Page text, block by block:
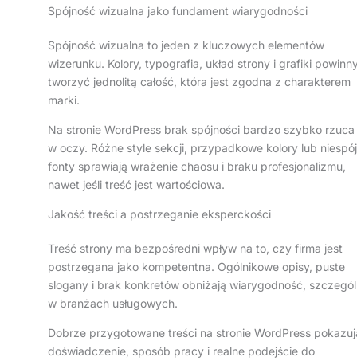
Spójność wizualna jako fundament wiarygodności
Spójność wizualna to jeden z kluczowych elementów
wizerunku. Kolory, typografia, układ strony i grafiki
tworzyć jednolitą całość, która jest zgodna z charakterem
marki.
Na stronie WordPress brak spójności bardzo szybko rzuca
w oczy. Różne style sekcji, przypadkowe kolory lub
fonty sprawiają wrażenie chaosu i braku profesjonalizmu,
nawet jeśli treść jest wartościowa.
Jakość treści a postrzeganie eksperckości
Treść strony ma bezpośredni wpływ na to, czy firma jest
postrzegana jako kompetentna. Ogólnikowe opisy, puste
slogany i brak konkretów obniżają wiarygodność,
w branżach usługowych.
Dobrze przygotowane treści na stronie WordPress
doświadczenie, sposób pracy i realne podejście do